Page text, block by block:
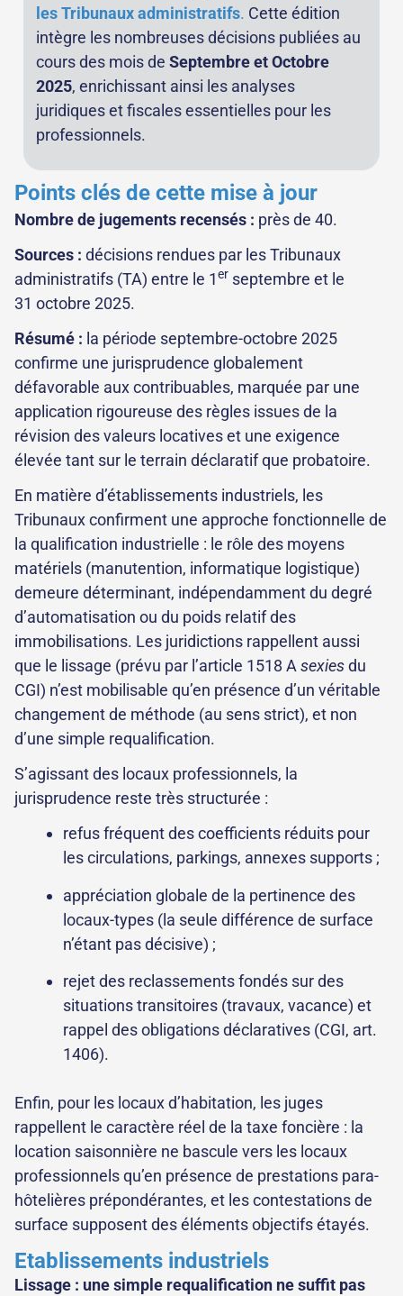
les Tribunaux administratifs. Cette édition
intègre les nombreuses décisions publiées au
cours des mois de Septembre et Octobre
2025, enrichissant ainsi les analyses
juridiques et fiscales essentielles pour les
professionnels.
Points clés de cette mise à jour
Nombre de jugements recensés : près de 40.
Sources : décisions rendues par les Tribunaux
administratifs (TA) entre le 1er septembre et le
31 octobre 2025.
Résumé : la période septembre-octobre 2025
confirme une jurisprudence globalement
défavorable aux contribuables, marquée par une
application rigoureuse des règles issues de la
révision des valeurs locatives et une exigence
élevée tant sur le terrain déclaratif que probatoire.
En matière d’établissements industriels, les
Tribunaux confirment une approche fonctionnelle de
la qualification industrielle : le rôle des moyens
matériels (manutention, informatique logistique)
demeure déterminant, indépendamment du degré
d’automatisation ou du poids relatif des
immobilisations. Les juridictions rappellent aussi
que le lissage (prévu par l’article 1518 A sexiesdu
CGI) n’est mobilisable qu’en présence d’un véritable
changement de méthode (au sens strict), et non
d’une simple requalification.
S’agissant des locaux professionnels, la
jurisprudence reste très structurée :
refus fréquent des coefficients réduits pour
les circulations, parkings, annexes supports ;
appréciation globale de la pertinence des
locaux-types (la seule différence de surface
n’étant pas décisive) ;
rejet des reclassements fondés sur des
situations transitoires (travaux, vacance) et
rappel des obligations déclaratives (CGI, art.
1406).
Enfin, pour les locaux d’habitation, les juges
rappellent le caractère réel de la taxe foncière : la
location saisonnière ne bascule vers les locaux
professionnels qu’en présence de prestations para-
hôtelières prépondérantes, et les contestations de
surface supposent des éléments objectifs étayés.
Etablissements industriels
Lissage : une simple requalification ne suffit pas